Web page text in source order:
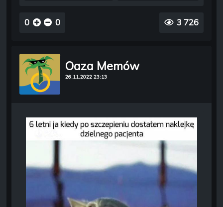
0 0 3 726
Oaza Memów
26.11.2022 23:13